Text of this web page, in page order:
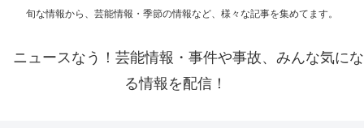
旬な情報から、芸能情報・季節の情報など、様々な記事を集めてます。
ニュースなう！芸能情報・事件や事故、みんな気にな
る情報を配信！